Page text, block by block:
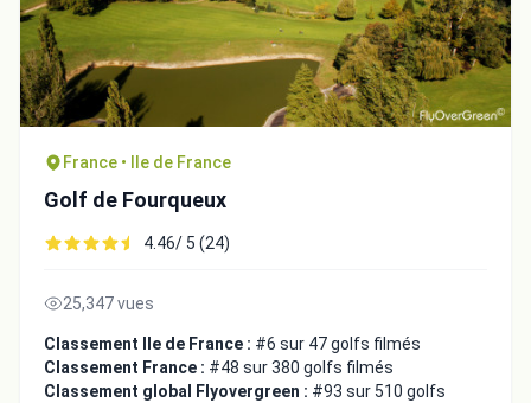
France • Ile de France
Golf de Fourqueux
4.46/ 5 (24)
25,347 vues
Classement Ile de France : #6 sur 47 golfs filmés
Classement France : #48 sur 380 golfs filmés
Classement global Flyovergreen : #93 sur 510 golfs